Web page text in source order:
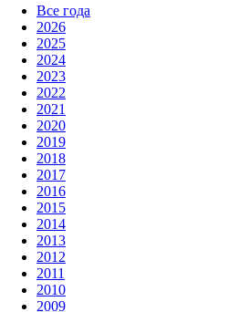
Все года
2026
2025
2024
2023
2022
2021
2020
2019
2018
2017
2016
2015
2014
2013
2012
2011
2010
2009